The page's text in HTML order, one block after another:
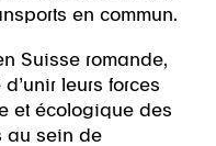
en commun.
Suisse romande,
leurs forces
et écologique des
au sein de